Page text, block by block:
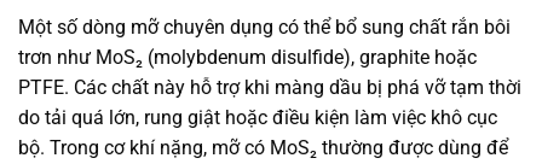
Một số dòng mỡ chuyên dụng có thể bổ sung chất rắn bôi
trơn như MoS₂ (molybdenum disulfide), graphite hoặc
PTFE. Các chất này hỗ trợ khi màng dầu bị phá vỡ tạm thời
do tải quá lớn, rung giật hoặc điều kiện làm việc khô cục
bộ. Trong cơ khí nặng, mỡ có MoS₂ thường được dùng để